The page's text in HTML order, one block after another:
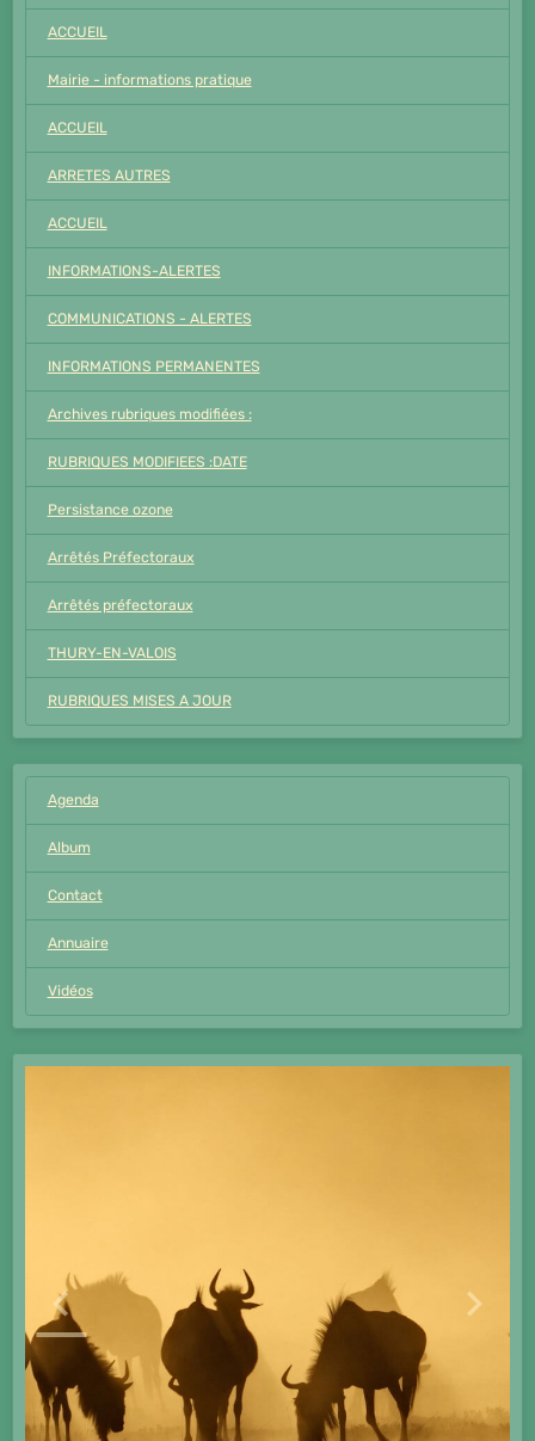
ACCUEIL
Mairie - informations pratique
ACCUEIL
ARRETES AUTRES
ACCUEIL
INFORMATIONS-ALERTES
COMMUNICATIONS - ALERTES
INFORMATIONS PERMANENTES
Archives rubriques modifiées :
RUBRIQUES MODIFIEES :DATE
Persistance ozone
Arrêtés Préfectoraux
Arrêtés préfectoraux
THURY-EN-VALOIS
RUBRIQUES MISES A JOUR
Agenda
Album
Contact
Annuaire
Vidéos